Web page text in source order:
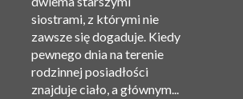
siostrami, z którymi nie
zawsze się dogaduje. Kiedy
pewnego dnia na terenie
rodzinnej posiadłości
znajduje ciało, a głównym...